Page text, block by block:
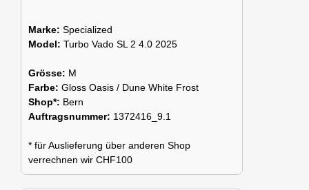
Marke: Specialized
Model: Turbo Vado SL 2 4.0 2025
Grösse: M
Farbe: Gloss Oasis / Dune White Frost
Shop*: Bern
Auftragsnummer: 1372416_9.1
* für Auslieferung über anderen Shop
verrechnen wir CHF100